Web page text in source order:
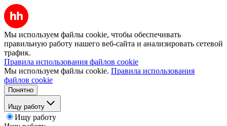
Мы используем файлы cookie, чтобы обеспечивать
правильную работу нашего веб-сайта и анализировать сетевой
трафик.
Правила использования файлов cookie
Мы используем файлы cookie. Правила использования
файлов cookie
Понятно
Ищу работу
Ищу работу